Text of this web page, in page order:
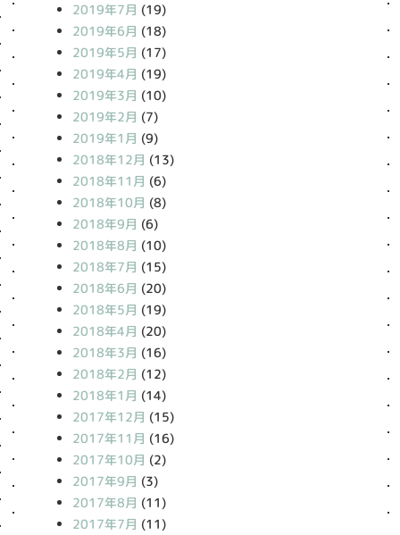
2019年7月 (19)
2019年6月 (18)
2019年5月 (17)
2019年4月 (19)
2019年3月 (10)
2019年2月 (7)
2019年1月 (9)
2018年12月 (13)
2018年11月 (6)
2018年10月 (8)
2018年9月 (6)
2018年8月 (10)
2018年7月 (15)
2018年6月 (20)
2018年5月 (19)
2018年4月 (20)
2018年3月 (16)
2018年2月 (12)
2018年1月 (14)
2017年12月 (15)
2017年11月 (16)
2017年10月 (2)
2017年9月 (3)
2017年8月 (11)
2017年7月 (11)